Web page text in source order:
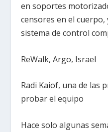
en soportes
censores en el
sistema de control
ReWalk, Argo, Israel
Radi Kaiof, una de las
probar el equipo
Hace solo algunas